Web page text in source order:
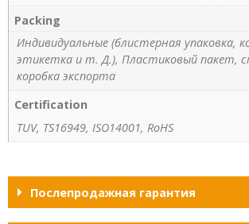
Packing
Индивидуальные (блистерная упаковка,
этикетка и т. Д.), Пластиковый пакет,
коробка экспорта
Certification
TUV, TS16949, ISO14001, RoHS
Послепродажная гарантия